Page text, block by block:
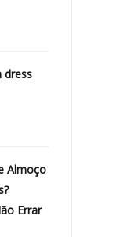
dress
Almoço
Errar